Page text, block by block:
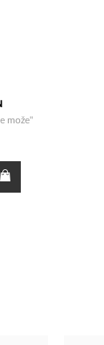
može"